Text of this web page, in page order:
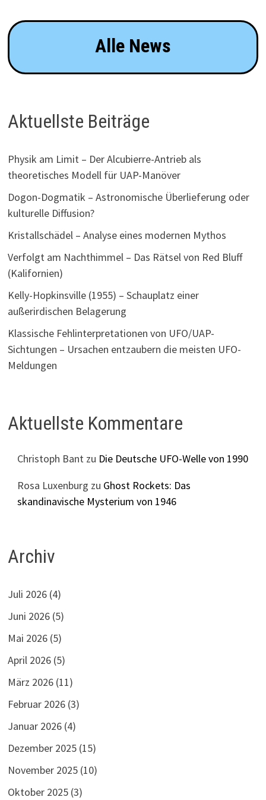
Alle News
Aktuellste Beiträge
Physik am Limit – Der Alcubierre-Antrieb als
theoretisches Modell für UAP-Manöver
Dogon-Dogmatik – Astronomische Überlieferung oder
kulturelle Diffusion?
Kristallschädel – Analyse eines modernen Mythos
Verfolgt am Nachthimmel – Das Rätsel von Red Bluff
(Kalifornien)
Kelly-Hopkinsville (1955) – Schauplatz einer
außerirdischen Belagerung
Klassische Fehlinterpretationen von UFO/UAP-
Sichtungen – Ursachen entzaubern die meisten UFO-
Meldungen
Aktuellste Kommentare
Christoph Bant zu Die Deutsche UFO-Welle von 1990
Rosa Luxenburg zu Ghost Rockets: Das
skandinavische Mysterium von 1946
Archiv
Juli 2026 (4)
Juni 2026 (5)
Mai 2026 (5)
April 2026 (5)
März 2026 (11)
Februar 2026 (3)
Januar 2026 (4)
Dezember 2025 (15)
November 2025 (10)
Oktober 2025 (3)